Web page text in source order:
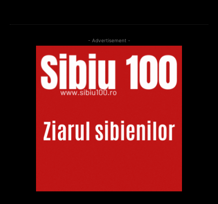
- Advertisement -